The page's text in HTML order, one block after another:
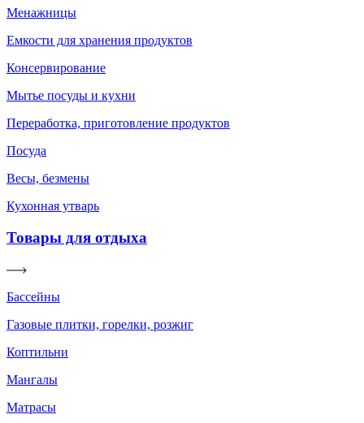
Менажницы
Емкости для хранения продуктов
Консервирование
Мытье посуды и кухни
Переработка, приготовление продуктов
Посуда
Весы, безмены
Кухонная утварь
Товары для отдыха
Бассейны
Газовые плитки, горелки, розжиг
Коптильни
Мангалы
Матрасы